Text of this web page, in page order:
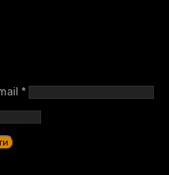
*Обязательно